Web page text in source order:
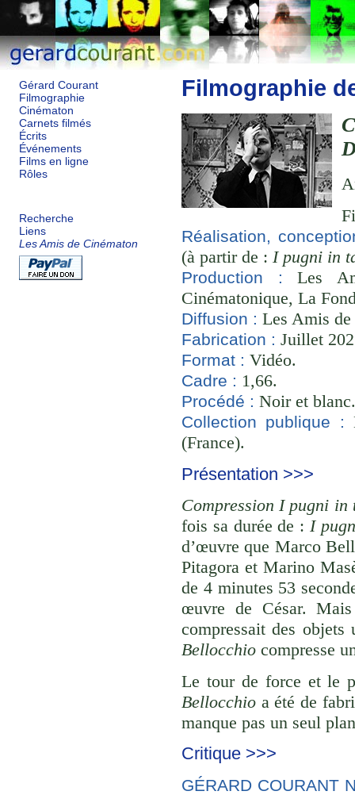
Gérard Courant
Filmographie
Cinématon
Carnets filmés
Écrits
Événements
Films en ligne
Rôles
Recherche
Liens
Les Amis de Cinématon
Filmographie
Réalisation,
(à partir de : I pugni in
Production :
Les
Cinématonique, La
Diffusion : Les Amis
Fabrication : Juillet
Format : Vidéo.
Cadre : 1,66.
Procédé : Noir et
Collection publique :
(France).
Présentation >>>
Compression I pugni
fois sa durée de : I
d’œuvre que Marco
Pitagora et Marino
de 4 minutes 53
œuvre de César.
compressait des objets
Bellocchio compresse
Le tour de force et le
Bellocchio a été de
manque pas un seul
Critique >>>
GÉRARD COURANT